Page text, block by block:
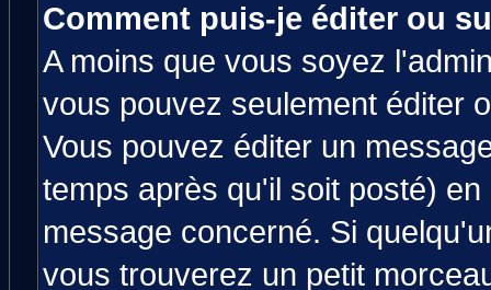
Comment puis-je éditer ou
A moins que vous soyez
vous pouvez seulement éditer
Vous pouvez éditer un
temps après qu'il soit posté)
message concerné. Si
vous trouverez un petit